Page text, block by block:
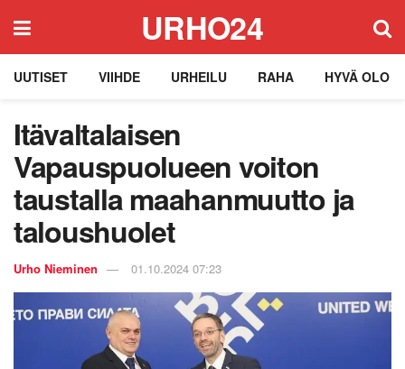
URHO24
UUTISET VIIHDE URHEILU RAHA HYVÄ OLO
Itävaltalaisen
Vapauspuolueen voiton
taustalla maahanmuutto ja
taloushuolet
Urho Nieminen 01.10.2024 07:23